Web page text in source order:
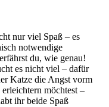
nur viel Spaß – es
notwendige
du, wie genau!
es nicht viel – dafür
Katze die Angst vorm
möchtest –
ihr beide Spaß